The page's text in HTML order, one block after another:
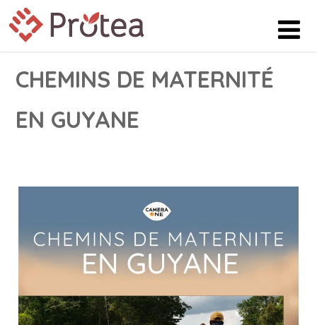
CHEMINS DE MATERNITÉ
EN GUYANE